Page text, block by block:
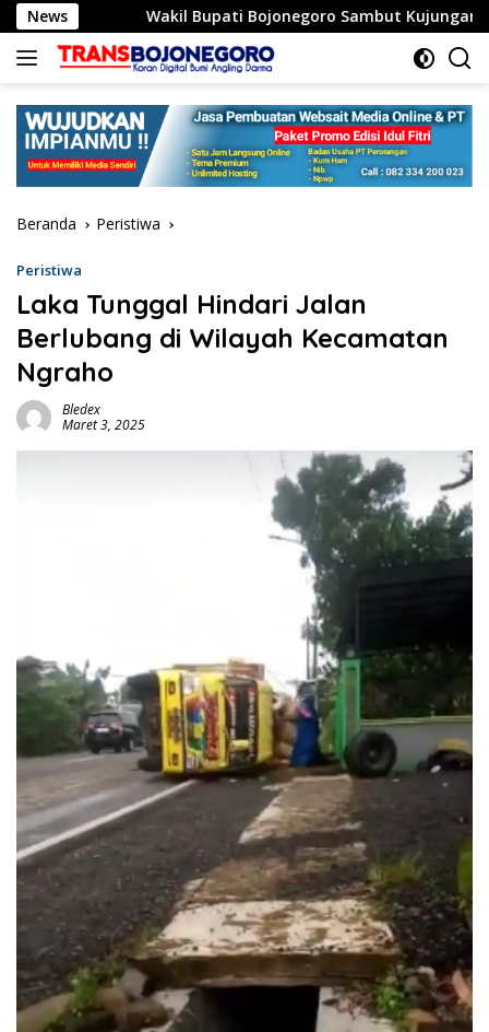
Langsung
ke
konten
News Wakil Bupati Bojonegoro Sambut Kujungan Dirut
Beranda Peristiwa
Peristiwa
Laka Tunggal Hindari Jalan
Berlubang di Wilayah Kecamatan
Ngraho
Bledex
Maret 3, 2025